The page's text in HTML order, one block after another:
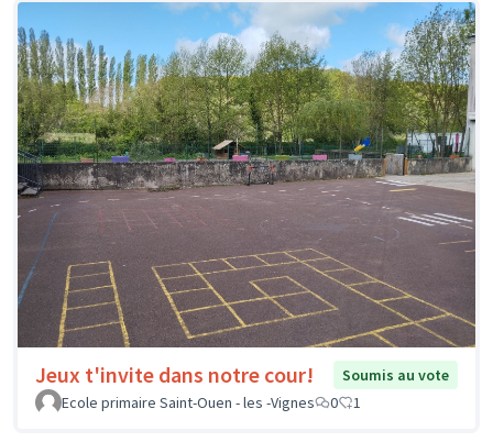
Jeux t'invite dans notre cour!
Soumis au vote
Ecole primaire Saint-Ouen - les -Vignes
0 1